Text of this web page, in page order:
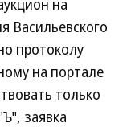
на
Васильевского
протоколу
на портале
только
заявка